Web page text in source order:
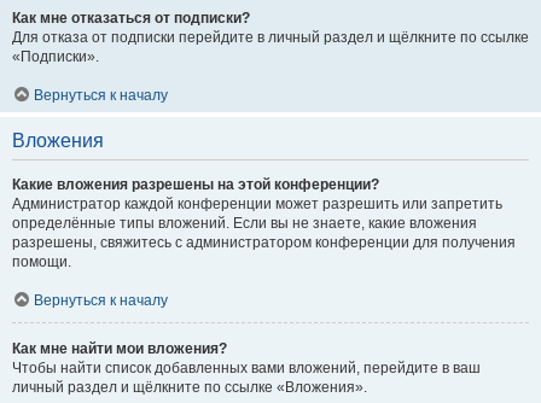
Как мне отказаться от подписки?
Для отказа от подписки перейдите в личный раздел и щёлкните по ссылке
«Подписки».
Вернуться к началу
Вложения
Какие вложения разрешены на этой конференции?
Администратор каждой конференции может разрешить или запретить
определённые типы вложений. Если вы не знаете, какие вложения
разрешены, свяжитесь с администратором конференции для получения
помощи.
Вернуться к началу
Как мне найти мои вложения?
Чтобы найти список добавленных вами вложений, перейдите в ваш
личный раздел и щёлкните по ссылке «Вложения».